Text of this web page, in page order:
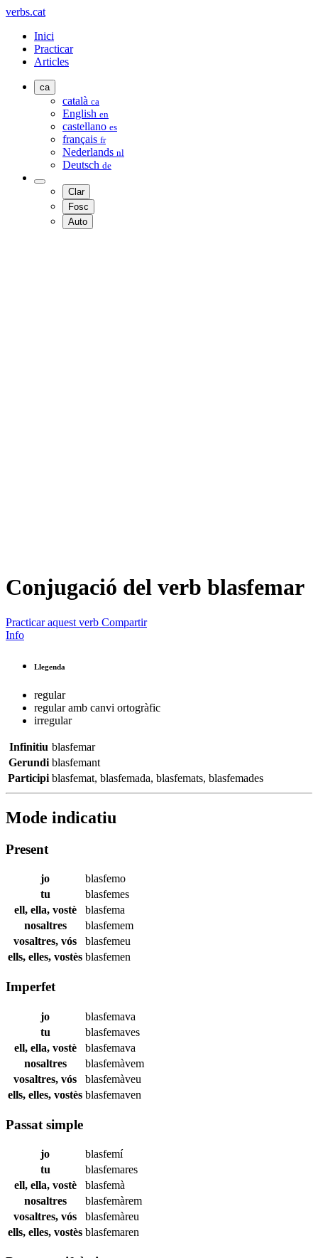
verbs.cat
Inici
Practicar
Articles
ca
català ca
English en
castellano es
français fr
Nederlands nl
Deutsch de
Clar
Fosc
Auto
Conjugació del verb blasfemar
Practicar aquest verb Compartir
Info
Llegenda
regular
regular amb canvi ortogràfic
irregular
Infinitiu blasfemar
Gerundi blasfemant
Participi blasfemat, blasfemada, blasfemats, blasfemades
Mode indicatiu
Present
jo
blasfemo
tu
blasfemes
ell, ella, vostè
blasfema
nosaltres
blasfemem
vosaltres, vós
blasfemeu
ells, elles, vostès blasfemen
Imperfet
jo
blasfemava
tu
blasfemaves
ell, ella, vostè
blasfemava
nosaltres
blasfemàvem
vosaltres, vós
blasfemàveu
ells, elles, vostès blasfemaven
Passat simple
jo
blasfemí
tu
blasfemares
ell, ella, vostè
blasfemà
nosaltres
blasfemàrem
vosaltres, vós
blasfemàreu
ells, elles, vostès blasfemaren